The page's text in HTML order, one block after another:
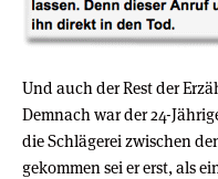
Und auch der Rest der
Demnach war der 24-
die Schlägerei zwischen
gekommen sei er erst, als